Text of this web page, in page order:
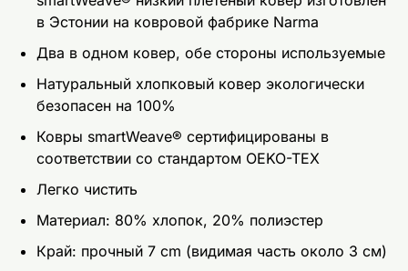
в Эстонии на ковровой фабрике Narma
Два в одном ковер, обе стороны используемые
Натуральный хлопковый ковер экологически
безопасен на 100%
Ковры smartWeave® сертифицированы в
соответствии со стандартом OEKO-TEX
Легко чистить
Материал: 80% хлопок, 20% полиэстер
Край: прочный 7 cm (видимая часть около 3 см)